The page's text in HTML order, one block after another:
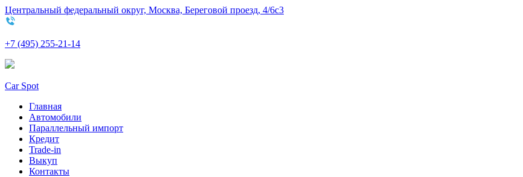
Центральный федеральный округ, Москва, Береговой проезд, 4/6с3
+7 (495) 255-21-14
Car Spot
Главная
Автомобили
Параллельный импорт
Кредит
Trade-in
Выкуп
Контакты